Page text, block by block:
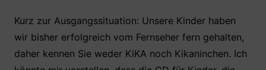
k
Kurz zur Ausgangssituation: Unsere Kinder haben
wir bisher erfolgreich vom Fernseher fern gehalten,
daher kennen Sie weder KiKA noch Kikaninchen. Ich